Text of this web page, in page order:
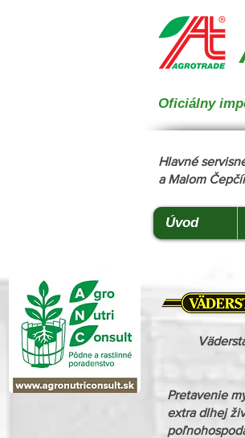
Oficiálny
Hlavné
a Malom
Úvod
Pretavenie
extra dlhej